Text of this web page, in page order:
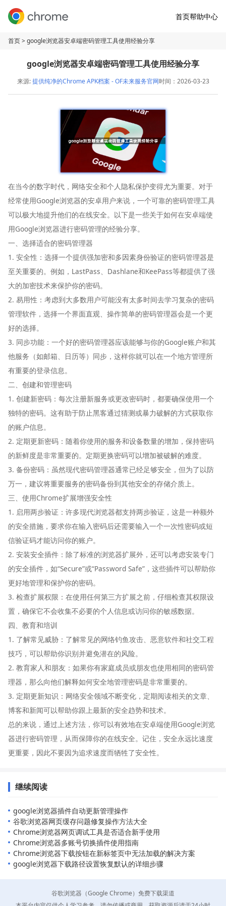
首页帮助中心
首页> google浏览器安卓端密码管理工具使用经验分享
google浏览器安卓端密码管理工具使用经验分享
来源:提供纯净的Chrome APK档案 - OF未来服务官网时间：2026-03-23
在当今的数字时代，网络安全和个人隐私保护变得尤为重要。对于
经常使用Google浏览器的安卓用户来说，一个可靠的密码管理工具
可以极大地提升他们的在线安全。以下是一些关于如何在安卓端使
用Google浏览器进行密码管理的经验分享。
一、选择适合的密码管理器
1. 安全性：选择一个提供强加密和多因素身份验证的密码管理器是
至关重要的。例如，LastPass、Dashlane和KeePass等都提供了强
大的加密技术来保护你的密码。
2. 易用性：考虑到大多数用户可能没有太多时间去学习复杂的密码
管理软件，选择一个界面直观、操作简单的密码管理器会是一个更
好的选择。
3. 同步功能：一个好的密码管理器应该能够与你的Google账户和其
他服务（如邮箱、日历等）同步，这样你就可以在一个地方管理所
有重要的登录信息。
二、创建和管理密码
1. 创建新密码：每次注册新服务或更改密码时，都要确保使用一个
独特的密码。这有助于防止黑客通过猜测或暴力破解的方式获取你
的账户信息。
2. 定期更新密码：随着你使用的服务和设备数量的增加，保持密码
的新鲜度是非常重要的。定期更换密码可以增加被破解的难度。
3. 备份密码：虽然现代密码管理器通常已经足够安全，但为了以防
万一，建议将重要服务的密码备份到其他安全的存储介质上。
三、使用Chrome扩展增强安全性
1. 启用两步验证：许多现代浏览器都支持两步验证，这是一种额外
的安全措施，要求你在输入密码后还需要输入一个一次性密码或短
信验证码才能访问你的账户。
2. 安装安全插件：除了标准的浏览器扩展外，还可以考虑安装专门
的安全插件，如“Secure”或“Password Safe”，这些插件可以帮助你
更好地管理和保护你的密码。
3. 检查扩展权限：在使用任何第三方扩展之前，仔细检查其权限设
置，确保它不会收集不必要的个人信息或访问你的敏感数据。
四、教育和培训
1. 了解常见威胁：了解常见的网络钓鱼攻击、恶意软件和社交工程
技巧，可以帮助你识别并避免潜在的风险。
2. 教育家人和朋友：如果你有家庭成员或朋友也使用相同的密码管
理器，那么向他们解释如何安全地管理密码是非常重要的。
3. 定期更新知识：网络安全领域不断变化，定期阅读相关的文章、
博客和新闻可以帮助你跟上最新的安全趋势和技术。
总的来说，通过上述方法，你可以有效地在安卓端使用Google浏览
器进行密码管理，从而保障你的在线安全。记住，安全永远比速度
更重要，因此不要因为追求速度而牺牲了安全性。
继续阅读
google浏览器插件自动更新管理操作
谷歌浏览器网页缓存问题修复操作方法大全
Chrome浏览器网页调试工具是否适合新手使用
Chrome浏览器多账号切换插件使用指南
Chrome浏览器下载按钮在新标签页中无法加载的解决方案
google浏览器下载路径设置恢复默认的详细步骤
谷歌浏览器（Google Chrome）免费下载渠道